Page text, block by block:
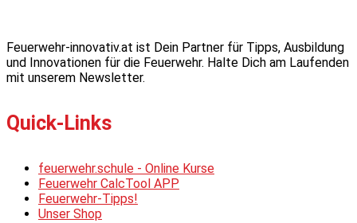
Feuerwehr-innovativ.at ist Dein Partner für Tipps, Ausbildung
und Innovationen für die Feuerwehr. Halte Dich am Laufenden
mit unserem Newsletter.
Quick-Links
feuerwehr.schule - Online Kurse
Feuerwehr CalcTool APP
Feuerwehr-Tipps!
Unser Shop